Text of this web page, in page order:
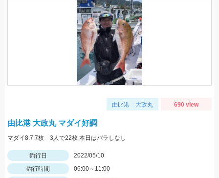
由比港 大政丸 690 view
由比港 大政丸 マダイ好調
マダイ8.7.7枚 3人で22枚 本日はバラしなし
釣行日
2022/05/10
釣行時間
06:00～11:00